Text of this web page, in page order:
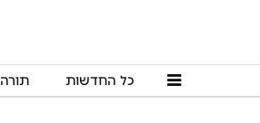
כל החדשות תורה